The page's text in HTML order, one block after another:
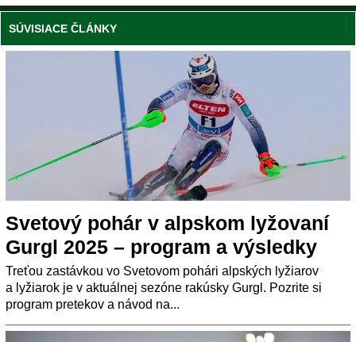
SÚVISIACE ČLÁNKY
Svetový pohár v alpskom lyžovaní
Gurgl 2025 – program a výsledky
Treťou zastávkou vo Svetovom pohári alpských lyžiarov
a lyžiarok je v aktuálnej sezóne rakúsky Gurgl. Pozrite si
program pretekov a návod na...